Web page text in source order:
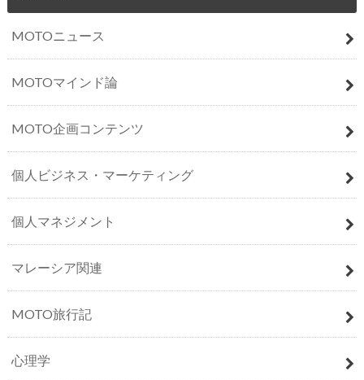
MOTOニュース
MOTOマインド論
MOTO企画コンテンツ
個人ビジネス・マーケティング
個人マネジメント
マレーシア関連
MOTO旅行記
心理学